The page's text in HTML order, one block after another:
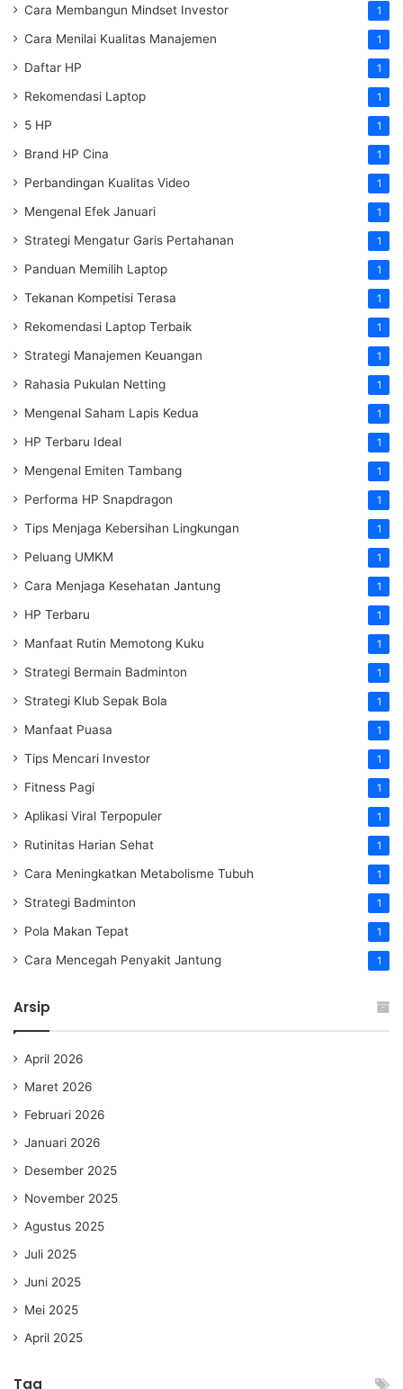
Cara Membangun Mindset Investor 1
Cara Menilai Kualitas Manajemen 1
Daftar HP 1
Rekomendasi Laptop 1
5 HP 1
Brand HP Cina 1
Perbandingan Kualitas Video 1
Mengenal Efek Januari 1
Strategi Mengatur Garis Pertahanan 1
Panduan Memilih Laptop 1
Tekanan Kompetisi Terasa 1
Rekomendasi Laptop Terbaik 1
Strategi Manajemen Keuangan 1
Rahasia Pukulan Netting 1
Mengenal Saham Lapis Kedua 1
HP Terbaru Ideal 1
Mengenal Emiten Tambang 1
Performa HP Snapdragon 1
Tips Menjaga Kebersihan Lingkungan 1
Peluang UMKM 1
Cara Menjaga Kesehatan Jantung 1
HP Terbaru 1
Manfaat Rutin Memotong Kuku 1
Strategi Bermain Badminton 1
Strategi Klub Sepak Bola 1
Manfaat Puasa 1
Tips Mencari Investor 1
Fitness Pagi 1
Aplikasi Viral Terpopuler 1
Rutinitas Harian Sehat 1
Cara Meningkatkan Metabolisme Tubuh 1
Strategi Badminton 1
Pola Makan Tepat 1
Cara Mencegah Penyakit Jantung 1
Arsip
April 2026
Maret 2026
Februari 2026
Januari 2026
Desember 2025
November 2025
Agustus 2025
Juli 2025
Juni 2025
Mei 2025
April 2025
Tag